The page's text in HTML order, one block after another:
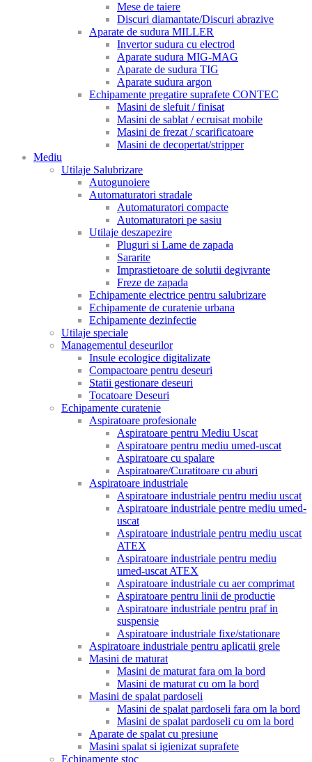
Mese de taiere
Discuri diamantate/Discuri abrazive
Aparate de sudura MILLER
Invertor sudura cu electrod
Aparate sudura MIG-MAG
Aparate de sudura TIG
Aparate sudura argon
Echipamente pregatire suprafete CONTEC
Masini de slefuit / finisat
Masini de sablat / ecruisat mobile
Masini de frezat / scarificatoare
Masini de decopertat/stripper
Mediu
Utilaje Salubrizare
Autogunoiere
Automaturatori stradale
Automaturatori compacte
Automaturatori pe sasiu
Utilaje deszapezire
Pluguri si Lame de zapada
Sararite
Imprastietoare de solutii degivrante
Freze de zapada
Echipamente electrice pentru salubrizare
Echipamente de curatenie urbana
Echipamente dezinfectie
Utilaje speciale
Managementul deseurilor
Insule ecologice digitalizate
Compactoare pentru deseuri
Statii gestionare deseuri
Tocatoare Deseuri
Echipamente curatenie
Aspiratoare profesionale
Aspiratoare pentru Mediu Uscat
Aspiratoare pentru mediu umed-uscat
Aspiratoare cu spalare
Aspiratoare/Curatitoare cu aburi
Aspiratoare industriale
Aspiratoare industriale pentru mediu uscat
Aspiratoare industriale pentre mediu umed-
uscat
Aspiratoare industriale pentru mediu uscat
ATEX
Aspiratoare industriale pentru mediu
umed-uscat ATEX
Aspiratoare industriale cu aer comprimat
Aspiratoare pentru linii de productie
Aspiratoare industriale pentru praf in
suspensie
Aspiratoare industriale fixe/stationare
Aspiratoare industriale pentru aplicatii grele
Masini de maturat
Masini de maturat fara om la bord
Masini de maturat cu om la bord
Masini de spalat pardoseli
Masini de spalat pardoseli fara om la bord
Masini de spalat pardoseli cu om la bord
Aparate de spalat cu presiune
Masini spalat si igienizat suprafete
Echipamente stoc